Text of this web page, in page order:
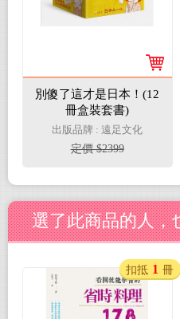
別傻了這才是日本！(12
冊盒裝套書)
出版品牌 : 遠足文化
定價 $2399
選了此商品的人，
扣抵 1 冊